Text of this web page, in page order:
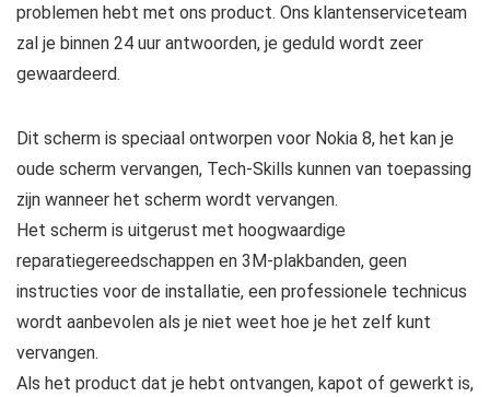
problemen hebt met ons product. Ons klantenserviceteam
zal je binnen 24 uur antwoorden, je geduld wordt zeer
gewaardeerd.
Dit scherm is speciaal ontworpen voor Nokia 8, het kan je
oude scherm vervangen, Tech-Skills kunnen van toepassing
zijn wanneer het scherm wordt vervangen.
Het scherm is uitgerust met hoogwaardige
reparatiegereedschappen en 3M-plakbanden, geen
instructies voor de installatie, een professionele technicus
wordt aanbevolen als je niet weet hoe je het zelf kunt
vervangen.
Als het product dat je hebt ontvangen, kapot of gewerkt is,